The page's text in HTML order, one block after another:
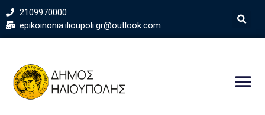
2109970000
epikoinonia.ilioupoli.gr@outlook.com